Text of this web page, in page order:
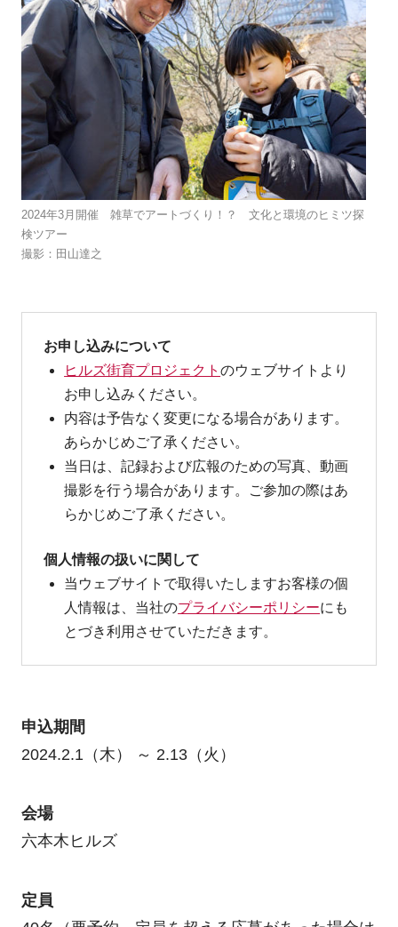
2024年3月開催 雑草でアートづくり！？ 文化と環境のヒミツ探
検ツアー
撮影：田山達之
お申し込みについて
ヒルズ街育プロジェクトのウェブサイトより
お申し込みください。
内容は予告なく変更になる場合があります。
あらかじめご了承ください。
当日は、記録および広報のための写真、動画
撮影を行う場合があります。ご参加の際はあ
らかじめご了承ください。
個人情報の扱いに関して
当ウェブサイトで取得いたしますお客様の個
人情報は、当社のプライバシーポリシーにも
とづき利用させていただきます。
申込期間
2024.2.1（木） ～ 2.13（火）
会場
六本木ヒルズ
定員